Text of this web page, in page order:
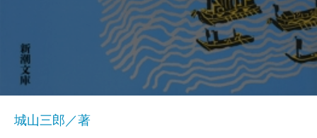
城山三郎／著